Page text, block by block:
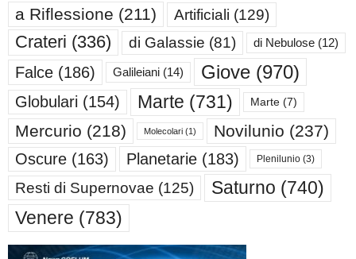
a Riflessione (211) Artificiali (129)
Crateri (336) di Galassie (81) di Nebulose (12)
Falce (186) Galileiani (14) Giove (970)
Globulari (154) Marte (731) Marte (7)
Mercurio (218) Molecolari (1) Novilunio (237)
Oscure (163) Planetarie (183) Plenilunio (3)
Resti di Supernovae (125) Saturno (740)
Venere (783)